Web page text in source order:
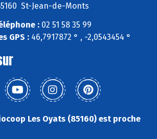
St-Jean-de-Monts
:02 51 58 35 99
GPS :46,7917872 ° , -2,0543454 °
Les Oyats (85160) est proche